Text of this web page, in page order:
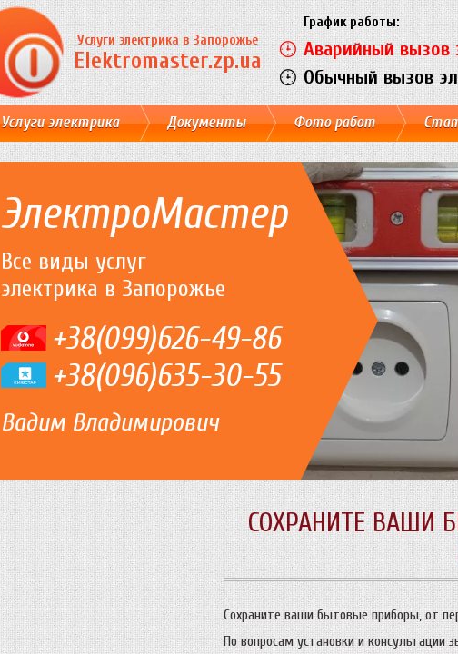
Услуги электрика в Запорожье
Elektromaster.zp.ua
График работы:
Аварийный вызов
Обычный вызов
Услуги электрика Документы Фото работ
ЭлектроМастер
Все виды услуг
электрика в Запорожье
+38(099)626-49-86
+38(096)635-30-55
Вадим Владимирович
СОХРАНИТЕ ВАШИ
Сохраните ваши бытовые приборы, от
По вопросам установки и консультации